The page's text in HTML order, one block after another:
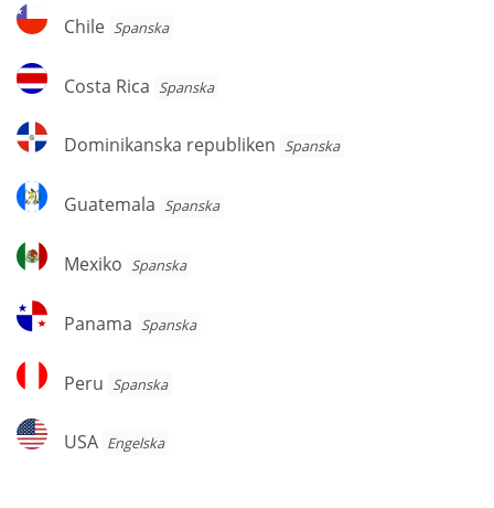
Chile
Chile Spanska
Costa
Rica
Costa Rica Spanska
Dominikanska
republiken
Dominikanska republiken Spanska
Guatemala
Guatemala Spanska
Mexiko
Mexiko Spanska
Panama
Panama Spanska
Peru
Peru Spanska
USA
USA Engelska